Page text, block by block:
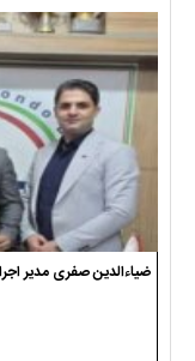
ضیاءالدین صفری مدیر